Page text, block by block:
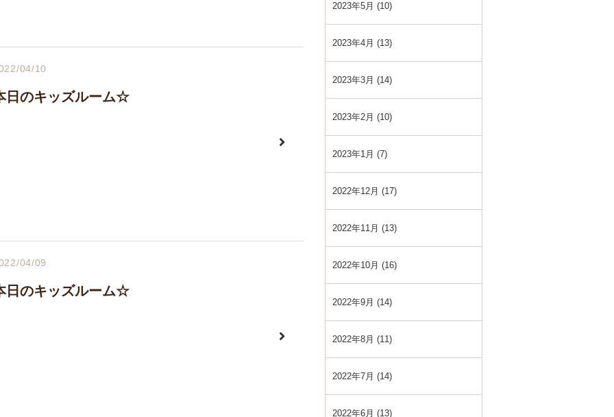
04/10
日のキッズルーム☆
04/09
日のキッズルーム☆
2023年5月 (10)
2023年4月 (13)
2023年3月 (14)
2023年2月 (10)
2023年1月 (7)
2022年12月 (17)
2022年11月 (13)
2022年10月 (16)
2022年9月 (14)
2022年8月 (11)
2022年7月 (14)
2022年6月 (13)